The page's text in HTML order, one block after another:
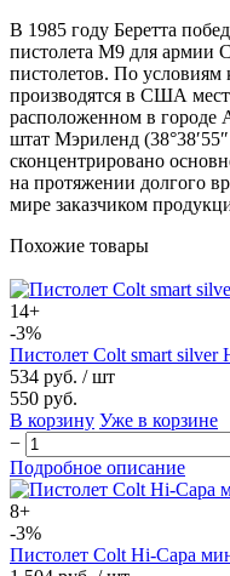
В 1985 году Беретта
пистолета М9 для армии
пистолетов. По условиям
производятся в США
расположенном в городе
штат Мэриленд
сконцентрировано
на протяжении долгого
мире заказчиком
Похожие товары
14+
-3%
Пистолет Colt smart silver
534 руб. / шт
550 руб.
В корзину Уже в корзине
−
Подробное описание
8+
-3%
Пистолет Colt Hi-Capa